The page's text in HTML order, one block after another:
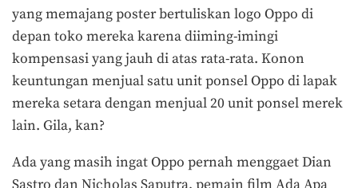
yang memajang poster bertuliskan logo Oppo di
depan toko mereka karena diiming-imingi
kompensasi yang jauh di atas rata-rata. Konon
keuntungan menjual satu unit ponsel Oppo di lapak
mereka setara dengan menjual 20 unit ponsel merek
lain. Gila, kan?
Ada yang masih ingat Oppo pernah menggaet Dian
Sastro dan Nicholas Saputra, pemain film Ada Apa